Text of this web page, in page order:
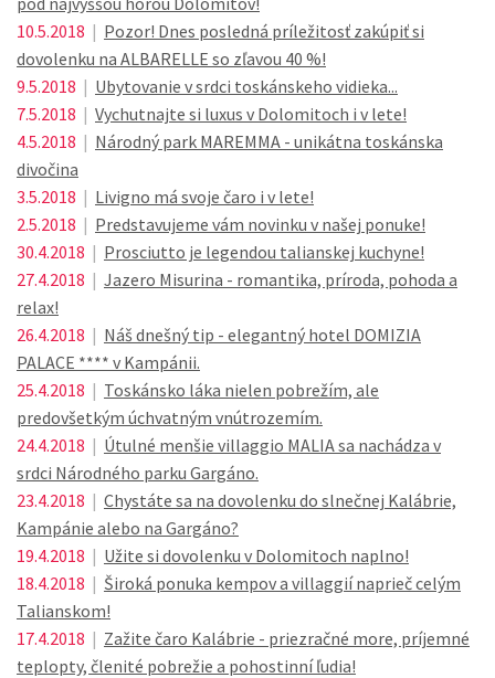
10.5.2018 | Pozor! Dnes posledná príležitosť zakúpiť si
dovolenku na ALBARELLE so zľavou 40 %!
9.5.2018 | Ubytovanie v srdci toskánskeho vidieka...
7.5.2018 | Vychutnajte si luxus v Dolomitoch i v lete!
4.5.2018 | Národný park MAREMMA - unikátna toskánska
divočina
3.5.2018 | Livigno má svoje čaro i v lete!
2.5.2018 | Predstavujeme vám novinku v našej ponuke!
30.4.2018 | Prosciutto je legendou talianskej kuchyne!
27.4.2018 | Jazero Misurina - romantika, príroda, pohoda a
relax!
26.4.2018 | Náš dnešný tip - elegantný hotel DOMIZIA
PALACE **** v Kampánii.
25.4.2018 | Toskánsko láka nielen pobrežím, ale
predovšetkým úchvatným vnútrozemím.
24.4.2018 | Útulné menšie villaggio MALIA sa nachádza v
srdci Národného parku Gargáno.
23.4.2018 | Chystáte sa na dovolenku do slnečnej Kalábrie,
Kampánie alebo na Gargáno?
19.4.2018 | Užite si dovolenku v Dolomitoch naplno!
18.4.2018 | Široká ponuka kempov a villaggií naprieč celým
Talianskom!
17.4.2018 | Zažite čaro Kalábrie - priezračné more, príjemné
teplopty, členité pobrežie a pohostinní ľudia!